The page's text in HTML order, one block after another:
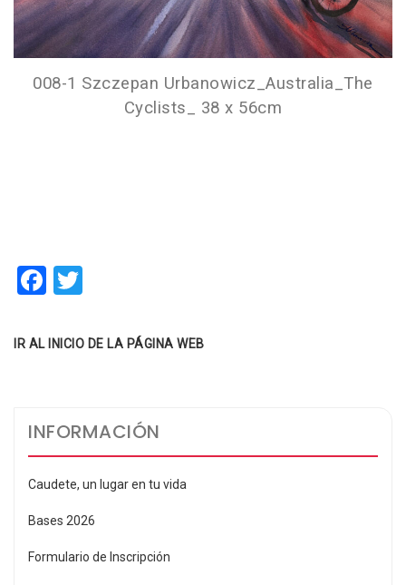
008-1 Szczepan Urbanowicz_Australia_The
Cyclists_ 38 x 56cm
Facebook
IR AL INICIO DE LA PÁGINA WEB
INFORMACIÓN
Caudete, un lugar en tu vida
Bases 2026
Formulario de Inscripción